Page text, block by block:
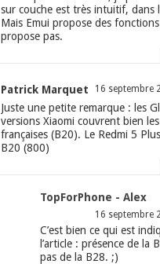
sur couche est très intuitif, dans
Mais Emui propose des
propose pas.
Patrick Marquet 16 septembre
Juste une petite remarque : les
versions Xiaomi couvrent bien
françaises (B20). Le Redmi 5
B20 (800)
TopForPhone - Alex
16 septembre
C’est bien ce qui est
l’article : présence de la
pas de la B28. ;)